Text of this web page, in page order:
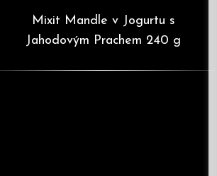
Mixit Mandle v Jogurtu s
Jahodovým Prachem 240 g